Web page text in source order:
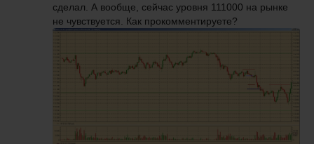
сделал. А вообще, сейчас уровня 111000 на рынке
не чувствуется. Как прокомментируете?